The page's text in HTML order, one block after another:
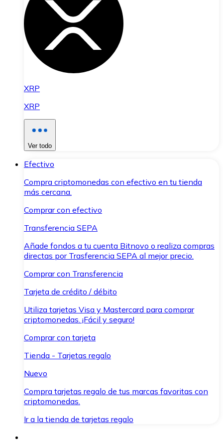
XRP
XRP
Ver todo
Efectivo
Compra criptomonedas con efectivo en tu tienda
más cercana.
Comprar con efectivo
Transferencia SEPA
Añade fondos a tu cuenta Bitnovo o realiza compras
directas por Trasferencia SEPA al mejor precio.
Comprar con Transferencia
Tarjeta de crédito / débito
Utiliza tarjetas Visa y Mastercard para comprar
criptomonedas. ¡Fácil y seguro!
Comprar con tarjeta
Tienda - Tarjetas regalo
Nuevo
Compra tarjetas regalo de tus marcas favoritas con
criptomonedas.
Ir a la tienda de tarjetas regalo